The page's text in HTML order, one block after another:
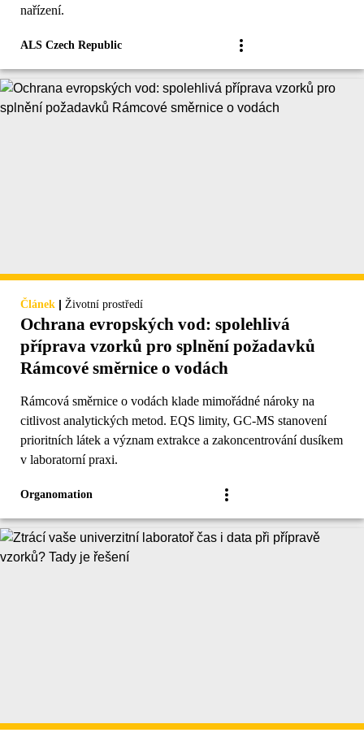
nařízení.
ALS Czech Republic
Článek | Životní prostředí
Ochrana evropských vod: spolehlivá
příprava vzorků pro splnění požadavků
Rámcové směrnice o vodách
Rámcová směrnice o vodách klade mimořádné nároky na
citlivost analytických metod. EQS limity, GC-MS stanovení
prioritních látek a význam extrakce a zakoncentrování dusíkem
v laboratorní praxi.
Organomation